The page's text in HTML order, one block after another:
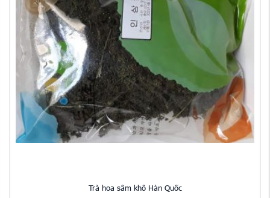
Trà hoa sâm khô Hàn Quốc